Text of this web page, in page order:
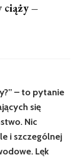
ciąży –
– to pytanie
się
Nic
i szczególnej
Lęk